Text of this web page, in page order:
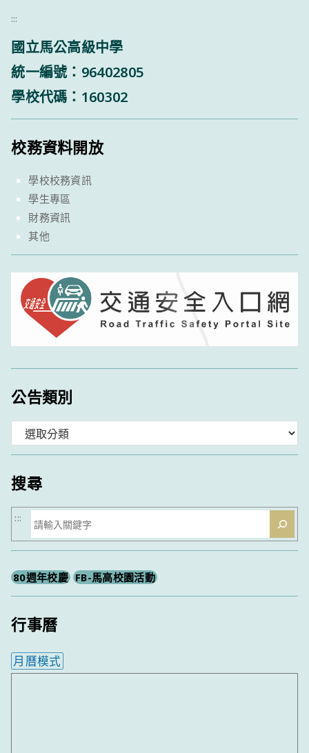
:::
國立馬公高級中學
統一編號：96402805
學校代碼：160302
校務資料開放
學校校務資訊
學生專區
財務資訊
其他
公告類別
類
搜尋
搜
尋
:::
80週年校慶 FB-馬高校園活動
行事曆
月曆模式